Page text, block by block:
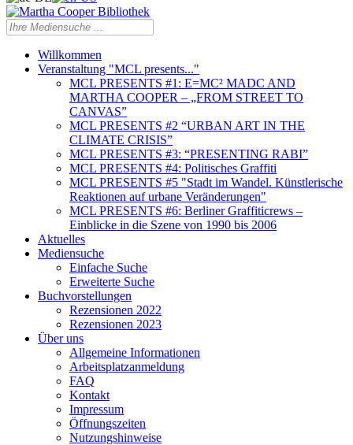
Willkommen
Veranstaltung "MCL presents..."
MCL PRESENTS #1: E=MC² MADC AND
MARTHA COOPER – „FROM STREET TO
CANVAS”
MCL PRESENTS #2 “URBAN ART IN THE
CLIMATE CRISIS”
MCL PRESENTS #3: “PRESENTING RABI”
MCL PRESENTS #4: Politisches Graffiti
MCL PRESENTS #5 "Stadt im Wandel. Künstlerische
Reaktionen auf urbane Veränderungen"
MCL PRESENTS #6: Berliner Graffiticrews –
Einblicke in die Szene von 1990 bis 2006
Aktuelles
Mediensuche
Einfache Suche
Erweiterte Suche
Buchvorstellungen
Rezensionen 2022
Rezensionen 2023
Über uns
Allgemeine Informationen
Arbeitsplatzanmeldung
FAQ
Kontakt
Impressum
Öffnungszeiten
Nutzungshinweise